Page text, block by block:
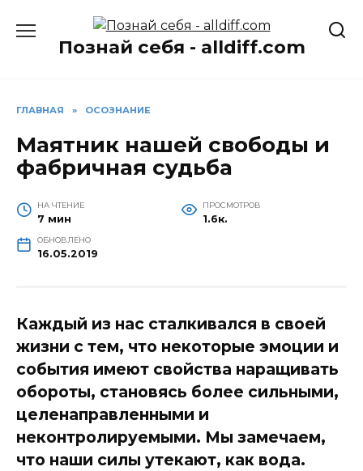
содержаниюПознай себя - alldiff.com
ГЛАВНАЯ » ОСОЗНАНИЕ
Маятник нашей свободы и
фабричная судьба
НА ЧТЕНИЕ
7 мин
ПРОСМОТРОВ
1.6к.
ОБНОВЛЕНО
16.05.2019
Каждый из нас сталкивался в своей
жизни с тем, что некоторые эмоции и
события имеют свойства наращивать
обороты, становясь более сильными,
целенаправленными и
неконтролируемыми. Мы замечаем,
что наши силы утекают, как вода.